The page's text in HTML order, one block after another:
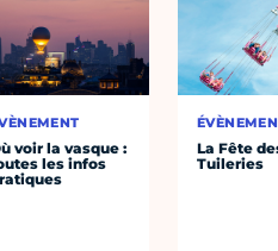
voir la vasque :
les infos
La Fête
Tuileries